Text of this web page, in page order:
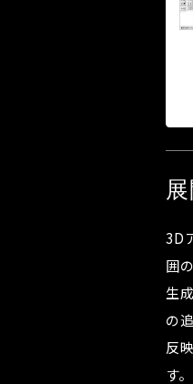
3D
囲
生
の
反
す。